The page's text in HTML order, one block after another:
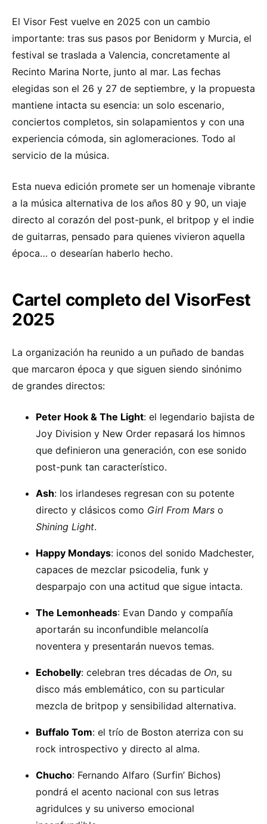
El Visor Fest vuelve en 2025 con un cambio
importante: tras sus pasos por Benidorm y Murcia, el
festival se traslada a Valencia, concretamente al
Recinto Marina Norte, junto al mar. Las fechas
elegidas son el 26 y 27 de septiembre, y la propuesta
mantiene intacta su esencia: un solo escenario,
conciertos completos, sin solapamientos y con una
experiencia cómoda, sin aglomeraciones. Todo al
servicio de la música.
Esta nueva edición promete ser un homenaje vibrante
a la música alternativa de los años 80 y 90, un viaje
directo al corazón del post-punk, el britpop y el indie
de guitarras, pensado para quienes vivieron aquella
época… o desearían haberlo hecho.
Cartel completo del VisorFest
2025
La organización ha reunido a un puñado de bandas
que marcaron época y que siguen siendo sinónimo
de grandes directos:
Peter Hook & The Light: el legendario bajista de
Joy Division y New Order repasará los himnos
que definieron una generación, con ese sonido
post-punk tan característico.
Ash: los irlandeses regresan con su potente
directo y clásicos como Girl From Mars o
Shining Light.
Happy Mondays: iconos del sonido Madchester,
capaces de mezclar psicodelia, funk y
desparpajo con una actitud que sigue intacta.
The Lemonheads: Evan Dando y compañía
aportarán su inconfundible melancolía
noventera y presentarán nuevos temas.
Echobelly: celebran tres décadas de On, su
disco más emblemático, con su particular
mezcla de britpop y sensibilidad alternativa.
Buffalo Tom: el trío de Boston aterriza con su
rock introspectivo y directo al alma.
Chucho: Fernando Alfaro (Surfin’ Bichos)
pondrá el acento nacional con sus letras
agridulces y su universo emocional